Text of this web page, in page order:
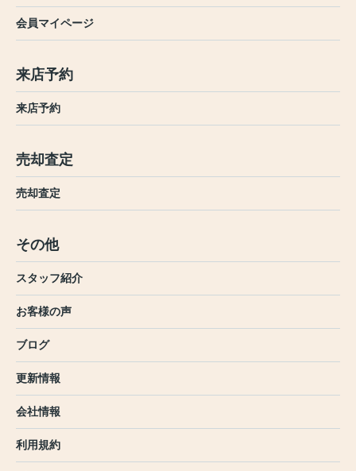
会員マイページ
来店予約
来店予約
売却査定
売却査定
その他
スタッフ紹介
お客様の声
ブログ
更新情報
会社情報
利用規約